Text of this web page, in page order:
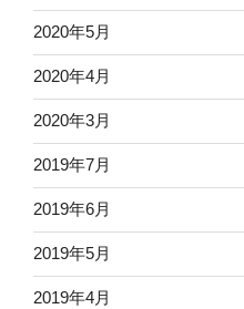
2020年5月
2020年4月
2020年3月
2019年7月
2019年6月
2019年5月
2019年4月